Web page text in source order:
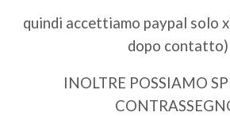
quindi accettiamo paypal solo
dopo contatto)
INOLTRE POSSIAMO